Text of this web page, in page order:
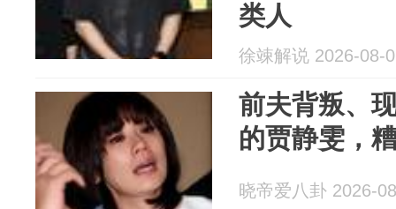
类人
徐竦解说 2026-08-
前夫背叛、
的贾静雯，
晓帝爱八卦 2026-